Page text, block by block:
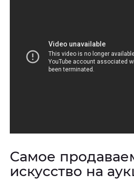
Самое
искусство на